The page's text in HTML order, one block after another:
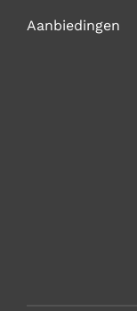
Aanbiedingen